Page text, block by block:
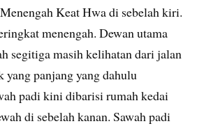
Keat Hwa di sebelah kiri.
menengah. Dewan utama
segitiga masih kelihatan dari jalan
yang panjang yang dahulu
padi kini dibarisi rumah kedai
di sebelah kanan. Sawah padi